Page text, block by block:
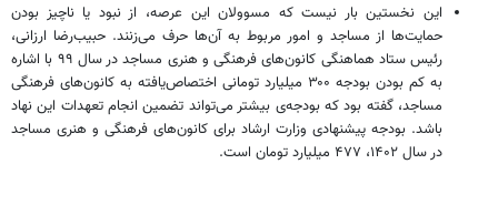
این نخستین بار نیست که مسوولان این عرصه، از نبود یا ناچیز بودن
حمایت‌ها از مساجد و امور مربوط به آن‌ها حرف می‌زنند. حبیب‌رضا ارزانی،
رئیس ستاد هماهنگی کانون‌های فرهنگی و هنری مساجد در سال ۹۹ با اشاره
به کم بودن بودجه ۳۰۰ میلیارد تومانی اختصاص‌یافته به کانون‌های فرهنگی
مساجد، گفته بود که بودجه‌ی بیشتر می‌تواند تضمین انجام تعهدات این نهاد
باشد. بودجه پیشنهادی وزارت ارشاد برای کانون‌های فرهنگی و هنری مساجد
در سال ۱۴۰۲، ۴۷۷ میلیارد تومان است.